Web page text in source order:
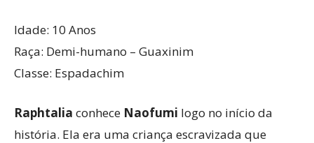
Idade: 10 Anos
Raça: Demi-humano – Guaxinim
Classe: Espadachim
Raphtalia conhece Naofumi logo no início da
história. Ela era uma criança escravizada que